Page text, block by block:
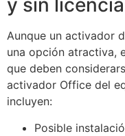
y sin licencia
Aunque un activador
una opción atractiva,
que deben
activador Office del
incluyen:
Posible